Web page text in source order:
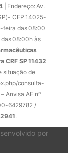
| Endereço: Av.
CEP 14025-
feira das 08:00
das 08:00h às
CRF SP 11432
situação de
consulta-
– Anvisa AE nº
6429782 /
.
por